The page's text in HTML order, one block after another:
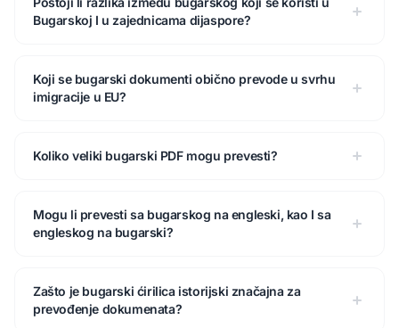
Bugarskoj I u zajednicama dijaspore?
Koji se bugarski dokumenti obično prevode u svrhu
imigracije u EU?
Koliko veliki bugarski PDF mogu prevesti?
Mogu li prevesti sa bugarskog na engleski, kao I sa
engleskog na bugarski?
Zašto je bugarski ćirilica istorijski značajna za
prevođenje dokumenata?